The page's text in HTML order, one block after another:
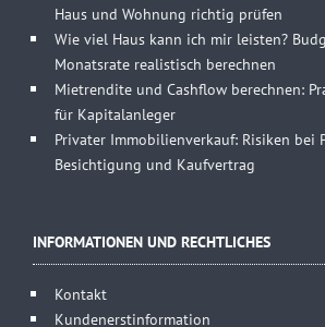
Haus und Wohnung richtig prüfen
Wie viel Haus kann ich mir leisten?
Monatsrate realistisch berechnen
Mietrendite und Cashflow berechnen:
für Kapitalanleger
Privater Immobilienverkauf: Risiken bei
Besichtigung und Kaufvertrag
INFORMATIONEN UND RECHTLICHES
Kontakt
Kundenerstinformation